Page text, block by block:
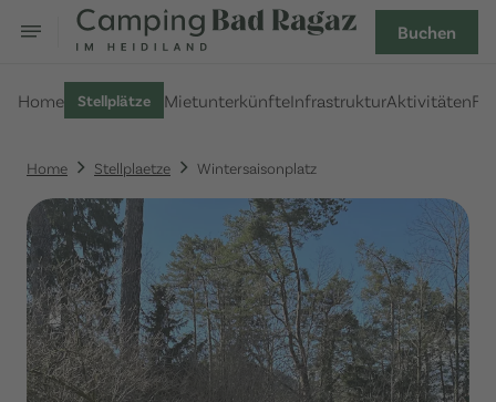
Buchen
Home Stellplätze MietunterkünfteInfrastrukturAktivitäten
Home Stellplaetze Wintersaisonplatz